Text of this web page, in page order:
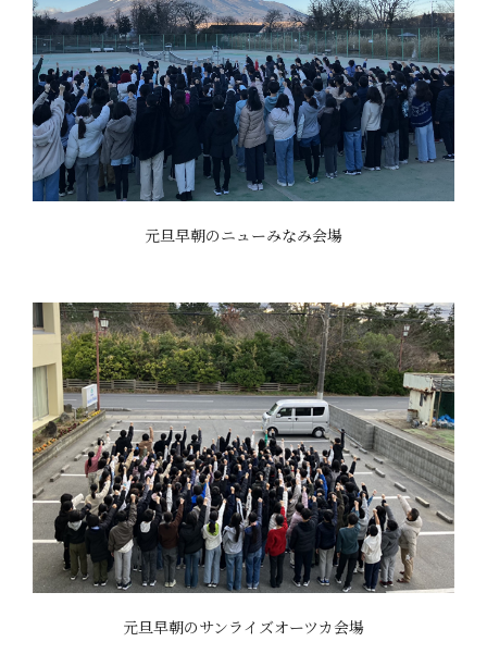
元旦早朝のニューみなみ会場
元旦早朝のサンライズオーツカ会場